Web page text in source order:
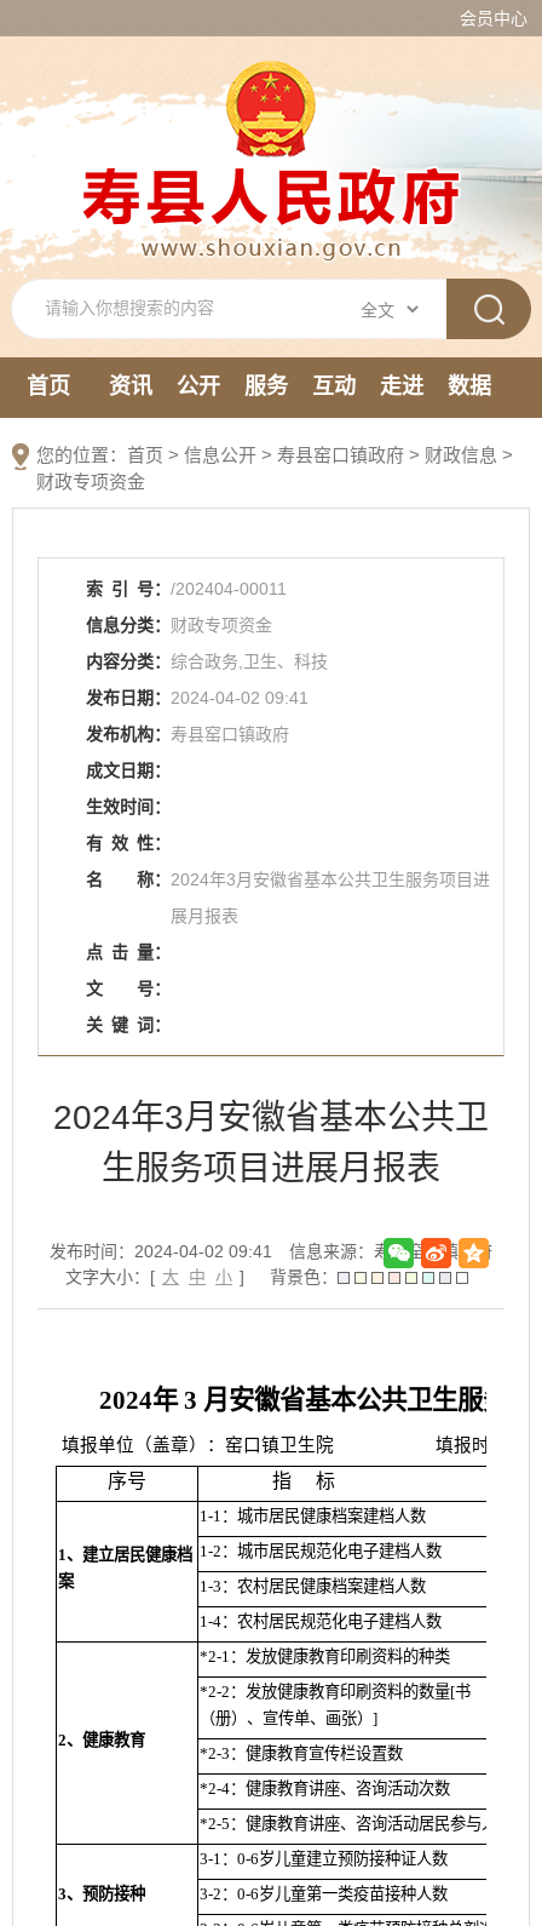
会员中心
首页 资讯 公开 服务 互动 走进
数据
您的位置： 首页 > 信息公开 > 寿县窑口镇政府 > 财政信息 >
财政专项资金
索 引 号： /202404-00011
信息分类： 财政专项资金
内容分类： 综合政务,卫生、科技
发布日期： 2024-04-02 09:41
发布机构： 寿县窑口镇政府
成文日期：
生效时间：
有 效 性：
名
称： 2024年3月安徽省基本公共卫生服务项目进
展月报表
点 击 量：
文
号：
关 键 词：
2024年3月安徽省基本公共卫
生服务项目进展月报表
发布时间：2024-04-02 09:41
信息来源：寿县窑口镇政府
文字大小：[ 大 中 小 ] 背景色：
2024年 3 月安徽省基本公共卫生服务
填报单位（盖章）：窑口镇卫生院 填报时间：
序号 指 标
1、建立居民健康档
案
1-1：城市居民健康档案建档人数
1-2：城市居民规范化电子建档人数
1-3：农村居民健康档案建档人数
1-4：农村居民规范化电子建档人数
2、健康教育
*2-1：发放健康教育印刷资料的种类
*2-2：发放健康教育印刷资料的数量[书
（册）、宣传单、画张）]
*2-3：健康教育宣传栏设置数
*2-4：健康教育讲座、咨询活动次数
*2-5：健康教育讲座、咨询活动居民参与人数
3、预防接种
3-1：0-6岁儿童建立预防接种证人数
3-2：0-6岁儿童第一类疫苗接种人数